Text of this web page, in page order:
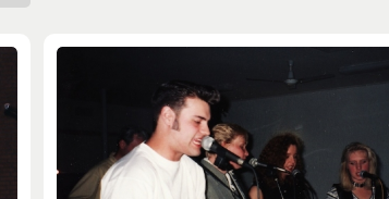
(1981)
(1983)
kwaliteit (1994)